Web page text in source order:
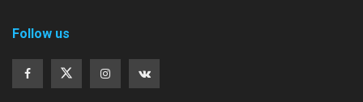
Follow us